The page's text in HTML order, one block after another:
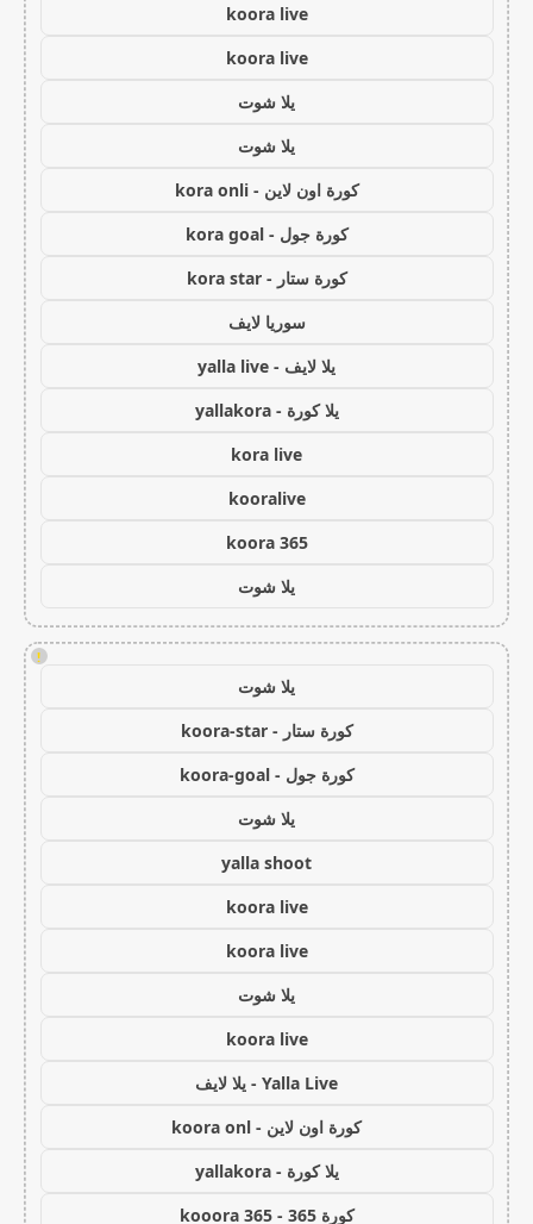
koora live
koora live
يلا شوت
يلا شوت
كورة اون لاين - kora onli
كورة جول - kora goal
كورة ستار - kora star
سوريا لايف
يلا لايف - yalla live
يلا كورة - yallakora
kora live
kooralive
koora 365
يلا شوت
!
يلا شوت
كورة ستار - koora-star
كورة جول - koora-goal
يلا شوت
yalla shoot
koora live
koora live
يلا شوت
koora live
Yalla Live - يلا لايف
كورة اون لاين - koora onl
يلا كورة - yallakora
كورة 365 - kooora 365